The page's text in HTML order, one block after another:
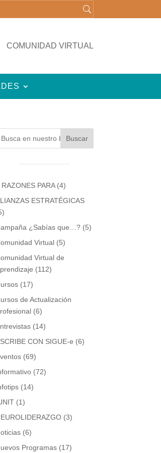
COMUNIDAD VIRTUAL
Buscar
RAZONES PARA(4)
ESTRATÉGICAS
¿Sabías que…? (5)
Virtual (5)
Virtual de
(112)
(17)
de Actualización
(6)
(14)
CON SIGUE-e (6)
(69)
(72)
(14)
(1)
(3)
(6)
Programas (17)